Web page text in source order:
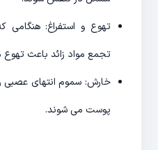
تهوع و استفراغ:
تجمع مواد زائد باعث
خارش: سموم انتهای عصبی
پوست می شوند.